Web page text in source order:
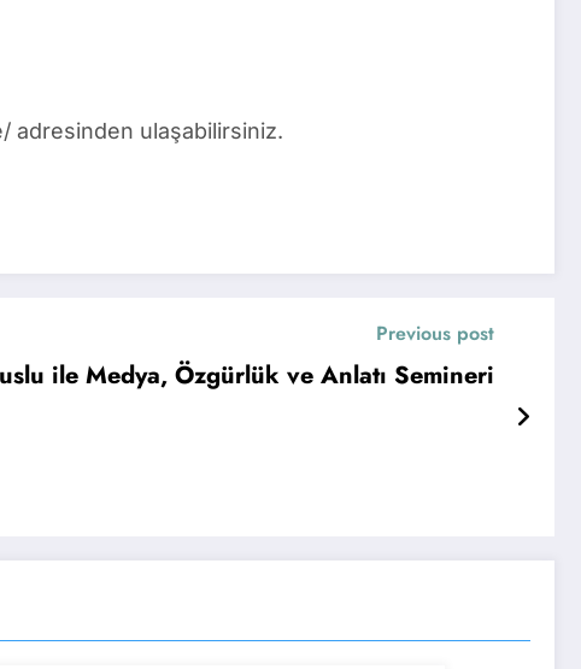
adresinden ulaşabilirsiniz.
Previous post
ile Medya, Özgürlük ve Anlatı Semineri